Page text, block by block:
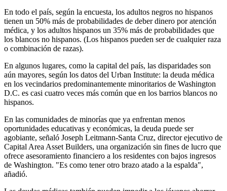
En todo el país, según la encuesta, los adultos negros no hispanos
tienen un 50% más de probabilidades de deber dinero por atención
médica, y los adultos hispanos un 35% más de probabilidades que
los blancos no hispanos. (Los hispanos pueden ser de cualquier raza
o combinación de razas).
En algunos lugares, como la capital del país, las disparidades son
aún mayores, según los datos del Urban Institute: la deuda médica
en los vecindarios predominantemente minoritarios de Washington
D.C. es casi cuatro veces más común que en los barrios blancos no
hispanos.
En las comunidades de minorías que ya enfrentan menos
oportunidades educativas y económicas, la deuda puede ser
agobiante, señaló Joseph Leitmann-Santa Cruz, director ejecutivo de
Capital Area Asset Builders, una organización sin fines de lucro que
ofrece asesoramiento financiero a los residentes con bajos ingresos
de Washington. "Es como tener otro brazo atado a la espalda",
añadió.